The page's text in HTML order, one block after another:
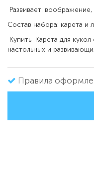
Развивает: воображение,
Состав набора: карета и
Купить Карета для
настольных и
Правила